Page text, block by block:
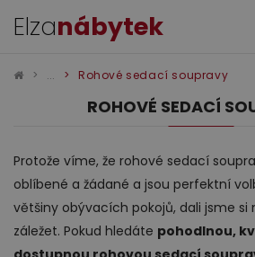
Elzanábytek
Sedací
Rohové sedací soupravy
ROHOVÉ SEDACÍ
Protože víme, že rohové sedací
oblíbené a žádané a jsou perfektní
většiny obývacích pokojů, dali jsme si
záležet. Pokud hledáte pohodlnou,